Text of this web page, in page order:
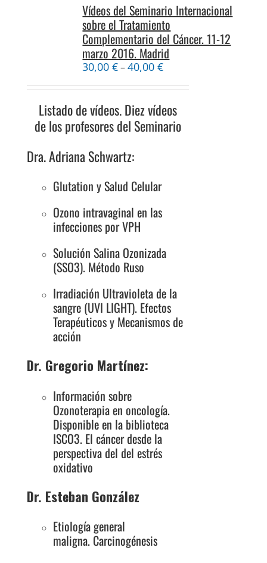
Vídeos del Seminario Internacional
sobre el Tratamiento
Complementario del Cáncer. 11-12
marzo 2016. Madrid
30,00€–40,00€
Listado de vídeos. Diez vídeos
de los profesores del Seminario
Dra. Adriana Schwartz:
Glutation y Salud Celular
Ozono intravaginal en las
infecciones por VPH
Solución Salina Ozonizada
(SSO3). Método Ruso
Irradiación Ultravioleta de la
sangre (UVI LIGHT). Efectos
Terapéuticos y Mecanismos de
acción
Dr. Gregorio Martínez:
Información sobre
Ozonoterapia en oncología.
Disponible en la biblioteca
ISCO3. El cáncer desde la
perspectiva del del estrés
oxidativo
Dr. Esteban González
Etiología general
maligna. Carcinogénesis